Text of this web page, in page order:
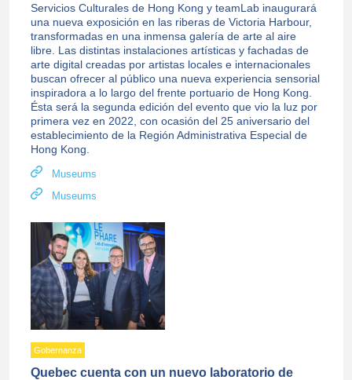
Servicios Culturales de Hong Kong y teamLab inaugurará
una nueva exposición en las riberas de Victoria Harbour,
transformadas en una inmensa galería de arte al aire
libre. Las distintas instalaciones artísticas y fachadas de
arte digital creadas por artistas locales e internacionales
buscan ofrecer al público una nueva experiencia sensorial
inspiradora a lo largo del frente portuario de Hong Kong.
Ésta será la segunda edición del evento que vio la luz por
primera vez en 2022, con ocasión del 25 aniversario del
establecimiento de la Región Administrativa Especial de
Hong Kong.
Museums
Museums
Gobernanza
Quebec cuenta con un nuevo laboratorio de